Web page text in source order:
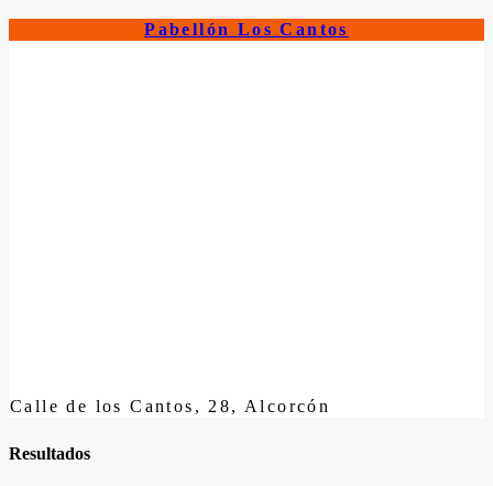
Pabellón Los Cantos
Calle de los Cantos, 28, Alcorcón
Resultados